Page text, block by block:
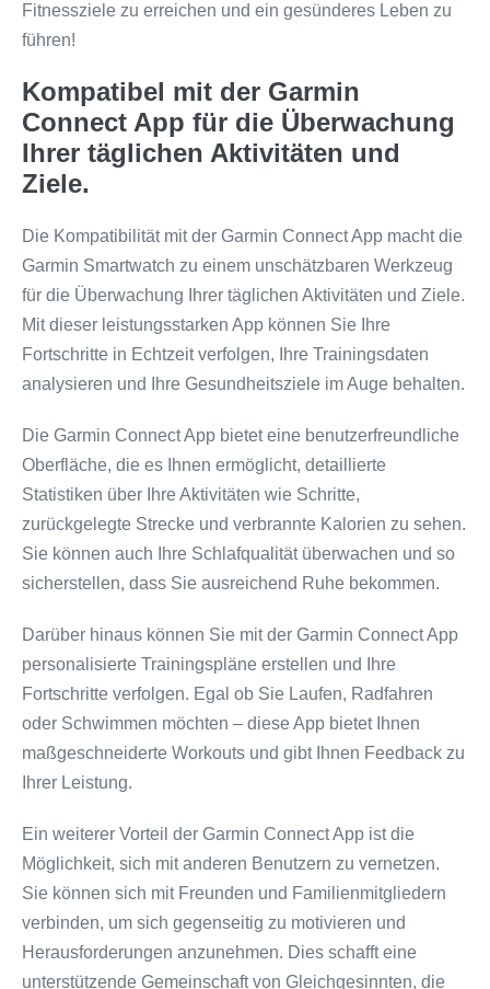
Fitnessziele zu erreichen und ein gesünderes Leben zu
führen!
Kompatibel mit der Garmin
Connect App für die Überwachung
Ihrer täglichen Aktivitäten und
Ziele.
Die Kompatibilität mit der Garmin Connect App macht die
Garmin Smartwatch zu einem unschätzbaren Werkzeug
für die Überwachung Ihrer täglichen Aktivitäten und Ziele.
Mit dieser leistungsstarken App können Sie Ihre
Fortschritte in Echtzeit verfolgen, Ihre Trainingsdaten
analysieren und Ihre Gesundheitsziele im Auge behalten.
Die Garmin Connect App bietet eine benutzerfreundliche
Oberfläche, die es Ihnen ermöglicht, detaillierte
Statistiken über Ihre Aktivitäten wie Schritte,
zurückgelegte Strecke und verbrannte Kalorien zu sehen.
Sie können auch Ihre Schlafqualität überwachen und so
sicherstellen, dass Sie ausreichend Ruhe bekommen.
Darüber hinaus können Sie mit der Garmin Connect App
personalisierte Trainingspläne erstellen und Ihre
Fortschritte verfolgen. Egal ob Sie Laufen, Radfahren
oder Schwimmen möchten – diese App bietet Ihnen
maßgeschneiderte Workouts und gibt Ihnen Feedback zu
Ihrer Leistung.
Ein weiterer Vorteil der Garmin Connect App ist die
Möglichkeit, sich mit anderen Benutzern zu vernetzen.
Sie können sich mit Freunden und Familienmitgliedern
verbinden, um sich gegenseitig zu motivieren und
Herausforderungen anzunehmen. Dies schafft eine
unterstützende Gemeinschaft von Gleichgesinnten, die